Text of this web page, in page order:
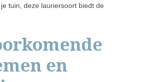
tuin, deze lauriersoort biedt de
en